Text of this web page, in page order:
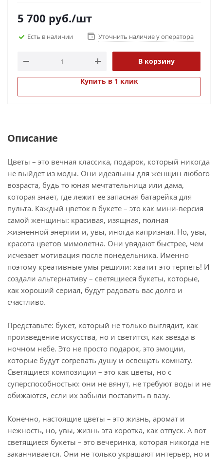
5 700 руб./шт
Есть в наличии Уточнить наличие у оператора
В корзину
Купить в 1 клик
Описание
Цветы – это вечная классика, подарок, который никогда
не выйдет из моды. Они идеальны для женщин любого
возраста, будь то юная мечтательница или дама,
которая знает, где лежит ее запасная батарейка для
пульта. Каждый цветок в букете – это как мини-версия
самой женщины: красивая, изящная, полная
жизненной энергии и, увы, иногда капризная. Но, увы,
красота цветов мимолетна. Они увядают быстрее, чем
исчезает мотивация после понедельника. Именно
поэтому креативные умы решили: хватит это терпеть! И
создали альтернативу – светящиеся букеты, которые,
как хороший сериал, будут радовать вас долго и
счастливо.
Представьте: букет, который не только выглядит, как
произведение искусства, но и светится, как звезда в
ночном небе. Это не просто подарок, это эмоции,
которые будут согревать душу и освещать комнату.
Светящиеся композиции – это как цветы, но с
суперспособностью: они не вянут, не требуют воды и не
обижаются, если их забыли поставить в вазу.
Конечно, настоящие цветы – это жизнь, аромат и
нежность, но, увы, жизнь эта коротка, как отпуск. А вот
светящиеся букеты – это вечеринка, которая никогда не
заканчивается. Они не только украшают интерьер, но и